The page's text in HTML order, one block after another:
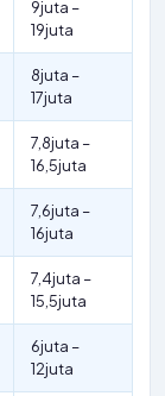
9juta –
19juta
8juta –
17juta
7,8juta –
16,5juta
7,6juta –
16juta
7,4juta –
15,5juta
6juta –
12juta